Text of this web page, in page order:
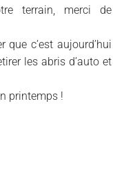
terrain, merci de
c’est aujourd’hui
les abris d’auto et
printemps !